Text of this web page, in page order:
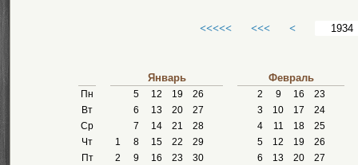
<<<<< <<< <
Пн
Вт
Ср
Чт
Пт
Январь
5 12 19
26
6
13 20
27
7
14 21
28
1
8 15 22
29
2
9 16 23
30
Февраль
2 9 16
23
3
10 17
24
4
11 18
25
5
12 19
26
6
13 20
27